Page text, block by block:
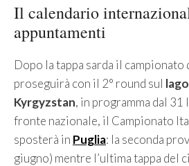
Il calendario
appuntamenti
Dopo la tappa sarda il campionato
proseguirà con il 2° round sul
Kyrgyzstan, in programma dal 31
fronte nazionale, il Campionato
sposterà in Puglia: la seconda
giugno) mentre l’ultima tappa del